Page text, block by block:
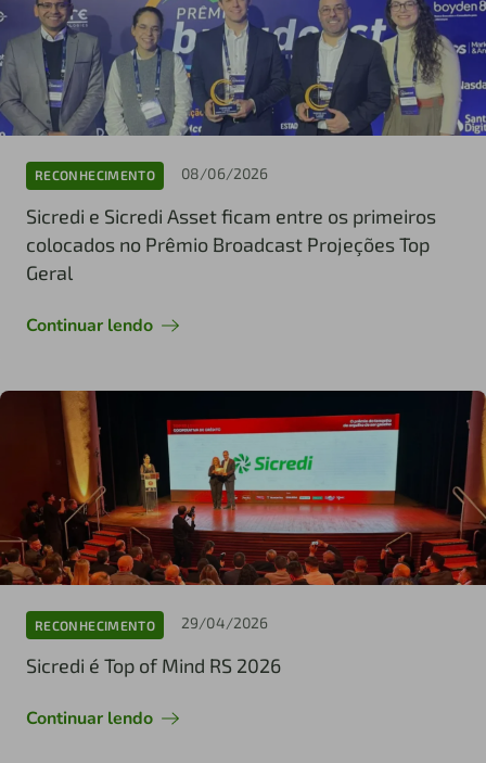
RECONHECIMENTO 08/06/2026
Sicredi e Sicredi Asset ficam entre os primeiros
colocados no Prêmio Broadcast Projeções Top
Geral
Continuar lendo
RECONHECIMENTO 29/04/2026
Sicredi é Top of Mind RS 2026
Continuar lendo